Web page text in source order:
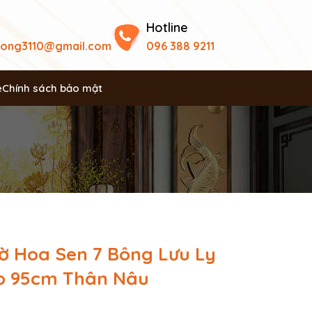
Hotline
096 388 9211
Chính sách bảo mật
Hoa Sen 7 Bông Lưu Ly
95cm Thân Nâu